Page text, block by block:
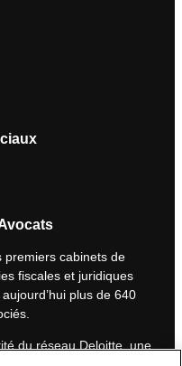
premiers cabinets de
fiscales et juridiques
plus de 640
du réseau Deloitte, une